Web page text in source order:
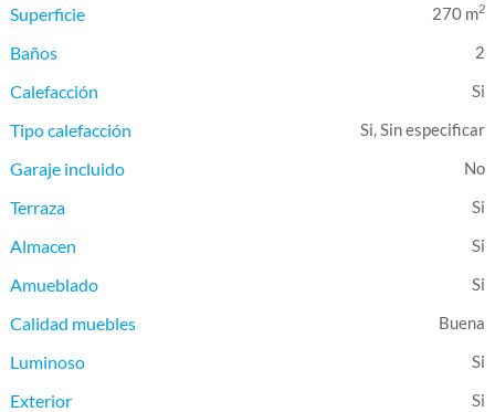
Superficie 270 m2
Baños 2
Calefacción
Tipo calefacción
Si, Sin especificar
Garaje incluido
Terraza
Almacen
Amueblado
Calidad muebles
Buena
Luminoso
Exterior